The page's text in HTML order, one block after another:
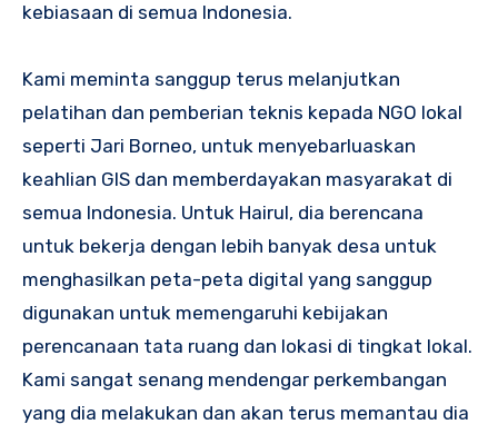
kebiasaan di semua Indonesia.
Kami meminta sanggup terus melanjutkan
pelatihan dan pemberian teknis kepada NGO lokal
seperti Jari Borneo, untuk menyebarluaskan
keahlian GIS dan memberdayakan masyarakat di
semua Indonesia. Untuk Hairul, dia berencana
untuk bekerja dengan lebih banyak desa untuk
menghasilkan peta-peta digital yang sanggup
digunakan untuk memengaruhi kebijakan
perencanaan tata ruang dan lokasi di tingkat lokal.
Kami sangat senang mendengar perkembangan
yang dia melakukan dan akan terus memantau dia